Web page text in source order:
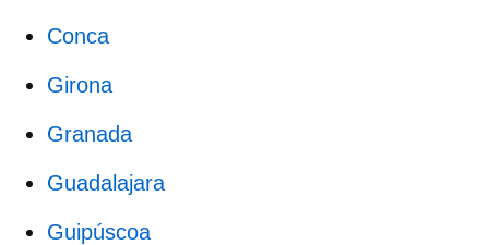
Conca
Girona
Granada
Guadalajara
Guipúscoa